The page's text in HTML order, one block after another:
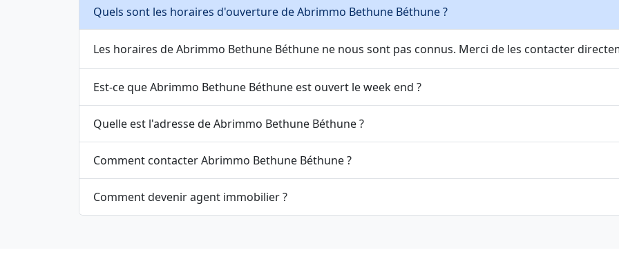
Quels sont les horaires d'ouverture de Abrimmo Bethune Béthune ?
Les horaires de Abrimmo Bethune Béthune ne nous sont pas connus. Merci de les contacter
Est-ce que Abrimmo Bethune Béthune est ouvert le week end ?
Quelle est l'adresse de Abrimmo Bethune Béthune ?
Comment contacter Abrimmo Bethune Béthune ?
Comment devenir agent immobilier ?